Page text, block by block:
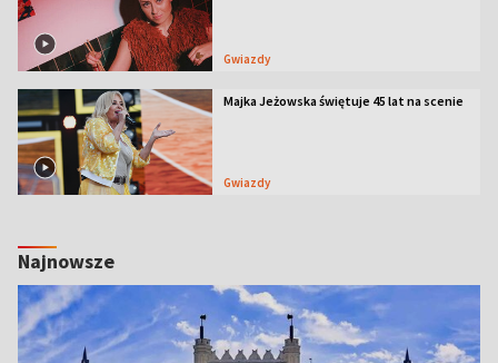
Gwiazdy
Majka Jeżowska świętuje 45 lat na scenie
Gwiazdy
Najnowsze